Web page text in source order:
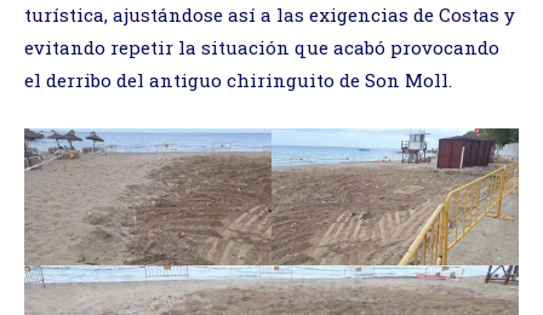
turística, ajustándose así a las exigencias de Costas y
evitando repetir la situación que acabó provocando
el derribo del antiguo chiringuito de Son Moll.